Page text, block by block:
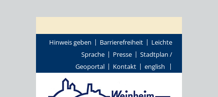
Hinweis geben Barrierefreiheit
Leichte
Sprache
Presse
Stadtplan /
Geoportal
Kontakt english